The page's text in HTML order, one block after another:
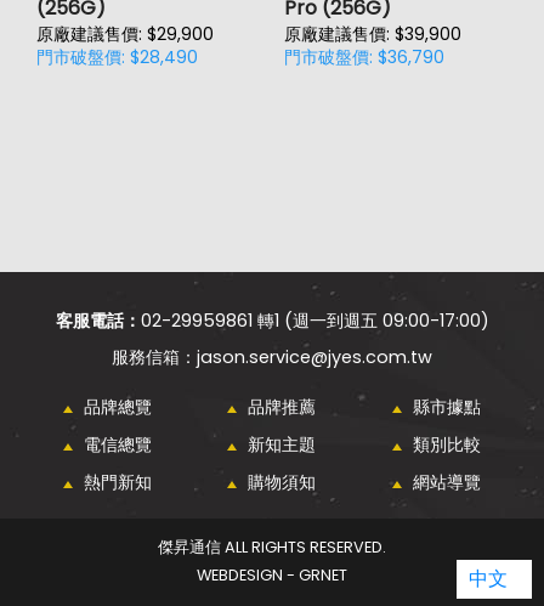
(256G)
原廠建議售價: $29,900
門市破盤價: $28,490
Pro (256G)
原廠建議售價: $39,900
門市破盤價: $36,790
客服電話： 02-29959861 轉1 (週一到週五 09:00-17:00)
jason.service@jyes.com.tw
品牌總覽 品牌推薦
縣市據點
電信總覽
新知主題
類別比較
熱門新知
購物須知 網站導覽
傑昇通信 ALL RIGHTS RESERVED.
WEBDESIGN - GRNET
中文